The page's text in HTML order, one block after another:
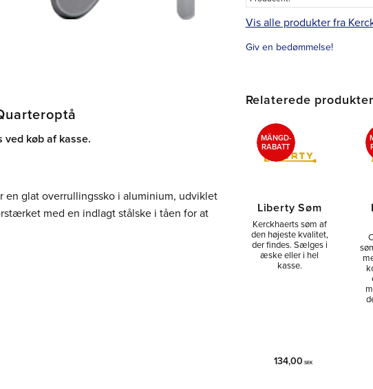
Vis alle produkter fra
Giv en bedømmelse!
ved køb af kasse.
en glat overrullingssko i aluminium, udviklet
med en indlagt stålske i tåen for at
Relaterede produkter
Liberty Søm
Kerckhaerts søm af
den højeste kvalitet,
der findes. Sælges i
æske eller i hel
kasse.
134,00 SEK
MÄNGD-
RABATT